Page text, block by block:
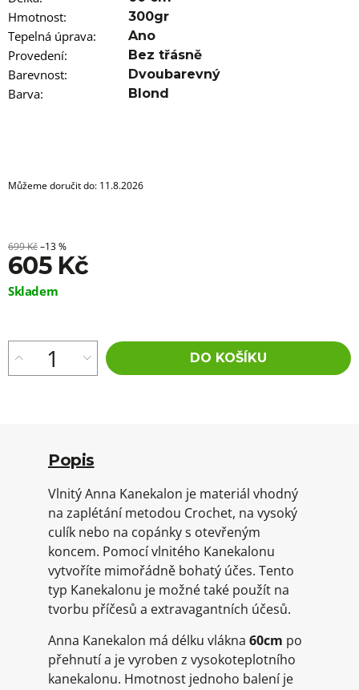
Hmotnost: 300gr
Tepelná úprava: Ano
Provedení: Bez třásně
Barevnost: Dvoubarevný
Barva: Blond
Můžeme doručit do: 11.8.2026
699 Kč–13 %
605 Kč
Měrná
Skladem
DO KOŠÍKU
Popis
Vlnitý Anna Kanekalon je materiál vhodný
na zaplétání metodou Crochet, na vysoký
culík nebo na copánky s otevřeným
koncem. Pomocí vlnitého Kanekalonu
vytvoříte mimořádně bohatý účes. Tento
typ Kanekalonu je možné také použít na
tvorbu příčesů a extravagantních účesů.
Anna Kanekalon má délku vlákna 60cm po
přehnutí a je vyroben z vysokoteplotního
kanekalonu. Hmotnost jednoho balení je
1
105
Kč
Původně:
149